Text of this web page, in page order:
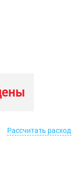
Рассчитать расход